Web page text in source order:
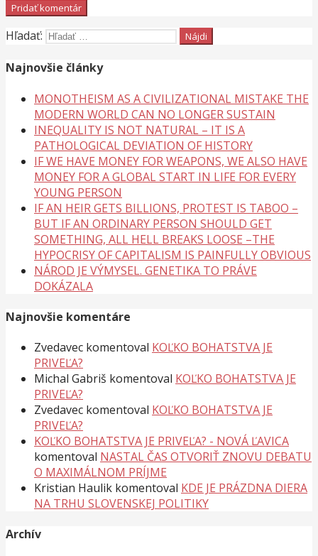
Hľadať:
Najnovšie články
MONOTHEISM AS A CIVILIZATIONAL MISTAKE THE
MODERN WORLD CAN NO LONGER SUSTAIN
INEQUALITY IS NOT NATURAL – IT IS A
PATHOLOGICAL DEVIATION OF HISTORY
IF WE HAVE MONEY FOR WEAPONS, WE ALSO HAVE
MONEY FOR A GLOBAL START IN LIFE FOR EVERY
YOUNG PERSON
IF AN HEIR GETS BILLIONS, PROTEST IS TABOO –
BUT IF AN ORDINARY PERSON SHOULD GET
SOMETHING, ALL HELL BREAKS LOOSE –THE
HYPOCRISY OF CAPITALISM IS PAINFULLY OBVIOUS
NÁROD JE VÝMYSEL. GENETIKA TO PRÁVE
DOKÁZALA
Najnovšie komentáre
Zvedavec komentoval KOĽKO BOHATSTVA JE
PRIVEĽA?
Michal Gabriš komentoval KOĽKO BOHATSTVA JE
PRIVEĽA?
Zvedavec komentoval KOĽKO BOHATSTVA JE
PRIVEĽA?
KOĽKO BOHATSTVA JE PRIVEĽA? - NOVÁ ĽAVICA
komentoval NASTAL ČAS OTVORIŤ ZNOVU DEBATU
O MAXIMÁLNOM PRÍJME
Kristian Haulik komentoval KDE JE PRÁZDNA DIERA
NA TRHU SLOVENSKEJ POLITIKY
Archív